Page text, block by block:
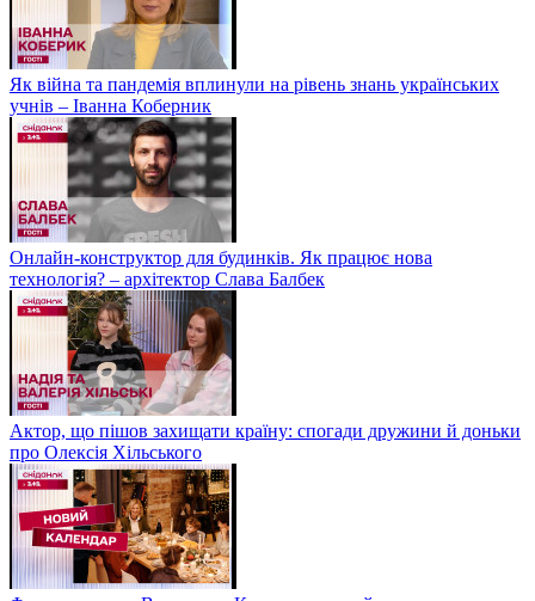
Як війна та пандемія вплинули на рівень знань українських
учнів – Іванна Коберник
Онлайн-конструктор для будинків. Як працює нова
технологія? – архітектор Слава Балбек
Актор, що пішов захищати країну: спогади дружини й доньки
про Олексія Хільського